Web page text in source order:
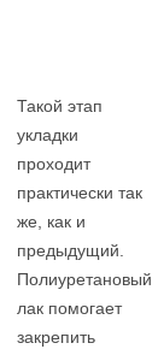
Такой этап
укладки
проходит
практически так
же, как и
предыдущий.
Полиуретановый
лак помогает
закрепить